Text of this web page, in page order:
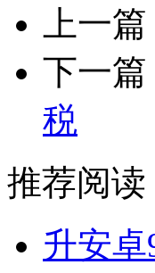
上一篇
下一篇
税
推荐阅读
升安